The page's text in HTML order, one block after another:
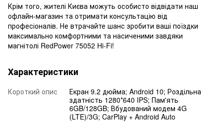
Крім того, жителі Києва можуть особисто відвідати наш
офлайн-магазин та отримати консультацію від
професіоналів. Не втрачайте шанс зробити ваші поїздки
максимально комфортними та насиченими завдяки
магнітолі RedPower 75052 Hi-Fi!
Характеристики
Короткий опис
Екран 9.2 дюйма; Android 10; Роздільна
здатність 1280*640 IPS; Пам'ять
6GB/128GB; Вбудований модем 4G
(LTE)/3G; CarPlay + Android Auto